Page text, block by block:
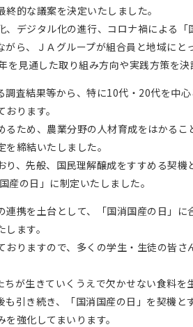
的な議案を決定いたしました。
デジタル化の進行、コロナ禍による「
ら、ＪＡグループが組合員と地域にと
見通した取り組み方向や実践方策を決
査結果等から、特に10代・20代を中
ります。
ため、農業分野の人材育成をはかるこ
締結いたしました。
、先般、国民理解醸成をすすめる契機
の日」に制定いたしました。
携を土台として、「国消国産の日」に
ます。
りますので、多くの学生・生徒の皆さ
が生きていくうえで欠かせない食料を
引き続き、「国消国産の日」を契機と
強化してまいります。